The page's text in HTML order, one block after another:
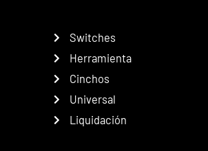
Switches
Herramienta
Cinchos
Universal
Liquidación